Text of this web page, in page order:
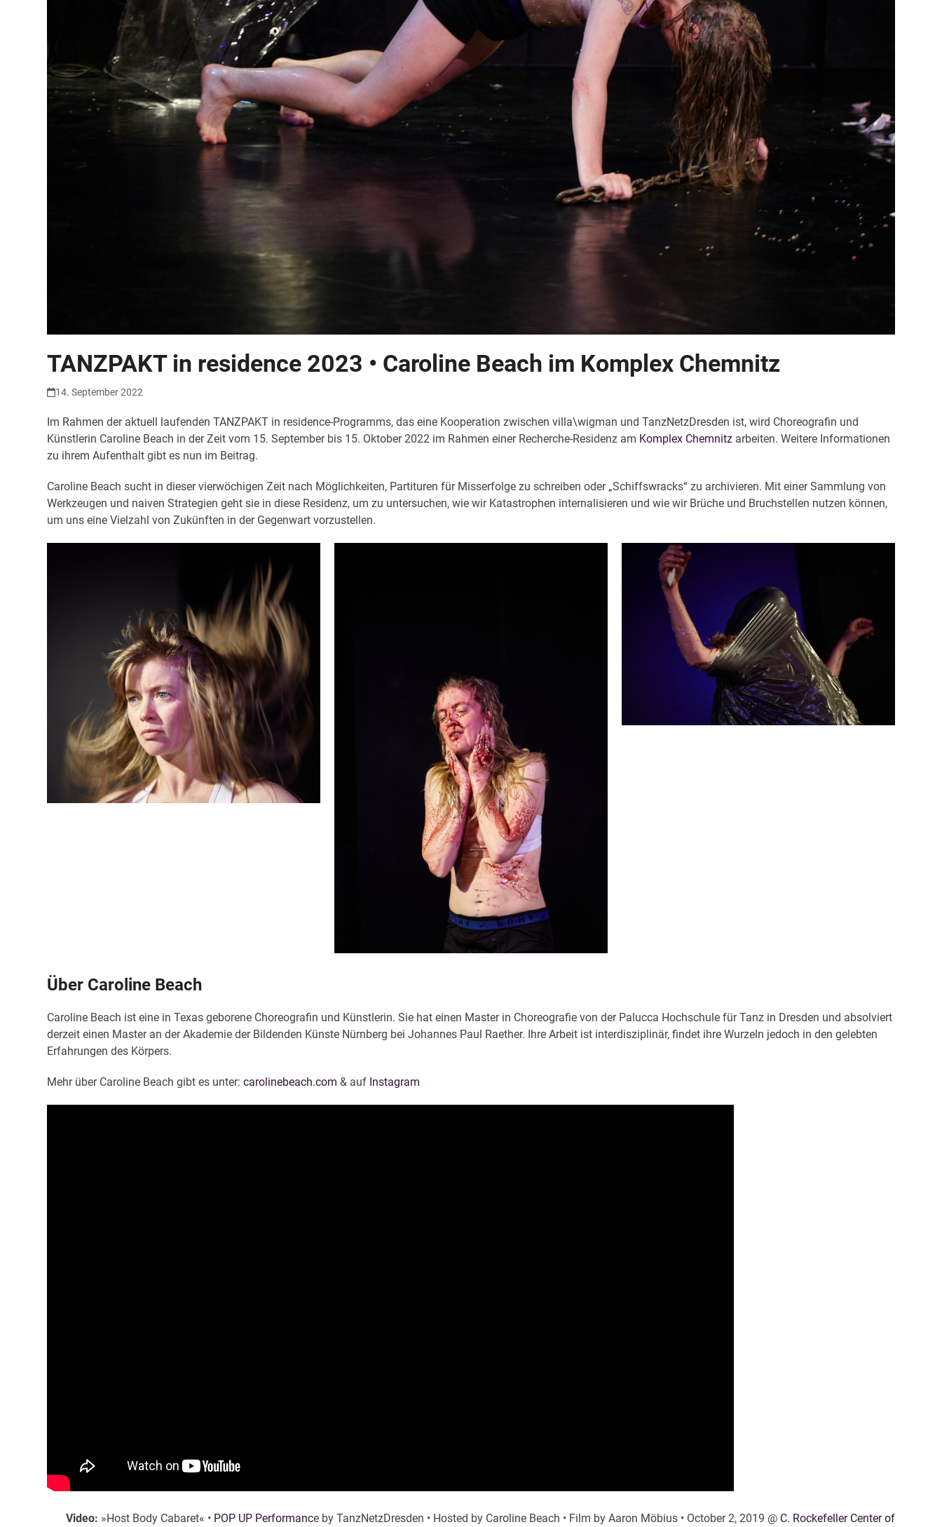
TANZPAKT in residence 2023 • Caroline Beach im Komplex Chemnitz
14. September 2022
Im Rahmen der aktuell laufenden TANZPAKT in residence-Programms, das eine Kooperation zwischen villa\wigman und TanzNetzDresden ist, wird Choreografin und
Künstlerin Caroline Beach in der Zeit vom 15. September bis 15. Oktober 2022 im Rahmen einer Recherche-Residenz am Komplex Chemnitz arbeiten. Weitere Informationen
zu ihrem Aufenthalt gibt es nun im Beitrag.
Caroline Beach sucht in dieser vierwöchigen Zeit nach Möglichkeiten, Partituren für Misserfolge zu schreiben oder „Schiffswracks“ zu archivieren. Mit einer Sammlung von
Werkzeugen und naiven Strategien geht sie in diese Residenz, um zu untersuchen, wie wir Katastrophen internalisieren und wie wir Brüche und Bruchstellen nutzen können,
um uns eine Vielzahl von Zukünften in der Gegenwart vorzustellen.
Über Caroline Beach
Caroline Beach ist eine in Texas geborene Choreografin und Künstlerin. Sie hat einen Master in Choreografie von der Palucca Hochschule für Tanz in Dresden und absolviert
derzeit einen Master an der Akademie der Bildenden Künste Nürnberg bei Johannes Paul Raether. Ihre Arbeit ist interdisziplinär, findet ihre Wurzeln jedoch in den gelebten
Erfahrungen des Körpers.
Mehr über Caroline Beach gibt es unter:carolinebeach.com & auf Instagram
Video: »Host Body Cabaret« • POP UP Performance by TanzNetzDresden • Hosted by Caroline Beach • Film by Aaron Möbius • October 2, 2019 @ C. Rockefeller Center of